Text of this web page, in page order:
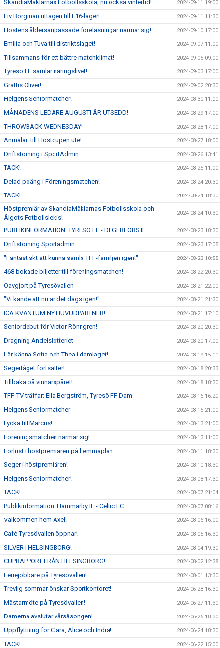
SkandiaMäklarnas Fotbollsskola, nu också vintertid! 2024-09-11 19:00
Liv Borgman uttagen till F16-läger! 2024-09-11 11:30
Höstens åldersanpassade föreläsningar närmar sig! 2024-09-10 17:00
Emilia och Tuva till distriktslaget! 2024-09-07 11:00
Tillsammans för ett bättre matchklimat! 2024-09-05 09:00
Tyresö FF samlar näringslivet! 2024-09-03 17:00
Grattis Oliver! 2024-09-02 20:30
Helgens Seniormatcher! 2024-08-30 11:00
MÅNADENS LEDARE AUGUSTI ÄR UTSEDD! 2024-08-29 17:00
THROWBACK WEDNESDAY! 2024-08-28 17:00
Anmälan till Höstcupen ute! 2024-08-27 18:00
Driftstörning i SportAdmin 2024-08-26 13:41
TACK! 2024-08-25 11:00
Delad poäng i Föreningsmatchen! 2024-08-24 20:30
TACK! 2024-08-24 18:30
Höstpremiär av SkandiaMäklarnas Fotbollsskola och
Älgots Fotbollslekis!
2024-08-24 10:30
PUBLIKINFORMATION: TYRESÖ FF - DEGERFORS IF 2024-08-23 18:30
Driftstörning Sportadmin 2024-08-23 17:05
"Fantastiskt att kunna samla TFF-familjen igen!" 2024-08-23 10:55
468 bokade biljetter till föreningsmatchen! 2024-08-22 20:30
Oavgjort på Tyresövallen 2024-08-21 22:00
"Vi kände att nu är det dags igen!" 2024-08-21 21:30
ICA KVANTUM NY HUVUDPARTNER! 2024-08-21 17:10
Seniordebut för Victor Rönngren! 2024-08-20 20:30
Dragning Andelslotteriet 2024-08-20 17:00
Lär känna Sofia och Thea i damlaget! 2024-08-19 15:00
Segertåget fortsätter! 2024-08-18 20:33
Tillbaka på vinnarspåret! 2024-08-18 18:30
TFF-TV träffar: Ella Bergström, Tyresö FF Dam 2024-08-16 16:20
Helgens Seniormatcher 2024-08-15 21:00
Lycka till Marcus! 2024-08-13 21:00
Föreningsmatchen närmar sig! 2024-08-13 11:00
Förlust i höstpremiären på hemmaplan 2024-08-11 18:30
Seger i höstpremiären! 2024-08-10 18:30
Helgens Seniormatcher! 2024-08-08 17:30
TACK! 2024-08-07 21:04
Publikinformation: Hammarby IF - Celtic FC 2024-08-07 08:16
Välkommen hem Axel! 2024-08-06 16:00
Café Tyresövallen öppnar! 2024-08-05 16:30
SILVER I HELSINGBORG! 2024-08-04 19:30
CUPRAPPORT FRÅN HELSINGBORG! 2024-08-02 12:38
Feriejobbare på Tyresövallen! 2024-08-01 13:30
Trevlig sommar önskar Sportkontoret! 2024-06-28 16:30
Mästarmöte på Tyresövallen! 2024-06-27 11:30
Damerna avslutar vårsäsongen! 2024-06-26 18:30
Uppflyttning för Clara, Alice och Indra! 2024-06-24 18:30
TACK! 2024-06-22 15:00